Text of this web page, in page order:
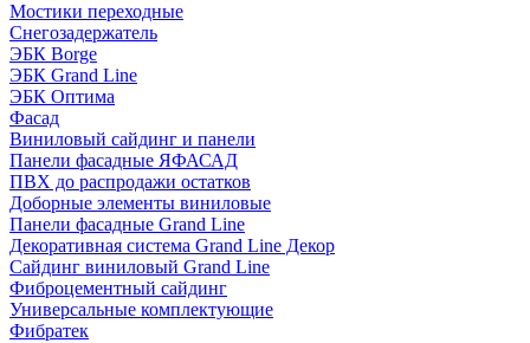
Мостики переходные
Снегозадержатель
ЭБК Borge
ЭБК Grand Line
ЭБК Оптима
Фасад
Виниловый сайдинг и панели
Панели фасадные ЯФАСАД
ПВХ до распродажи остатков
Доборные элементы виниловые
Панели фасадные Grand Line
Декоративная система Grand Line Декор
Сайдинг виниловый Grand Line
Фиброцементный сайдинг
Универсальные комплектующие
Фибратек